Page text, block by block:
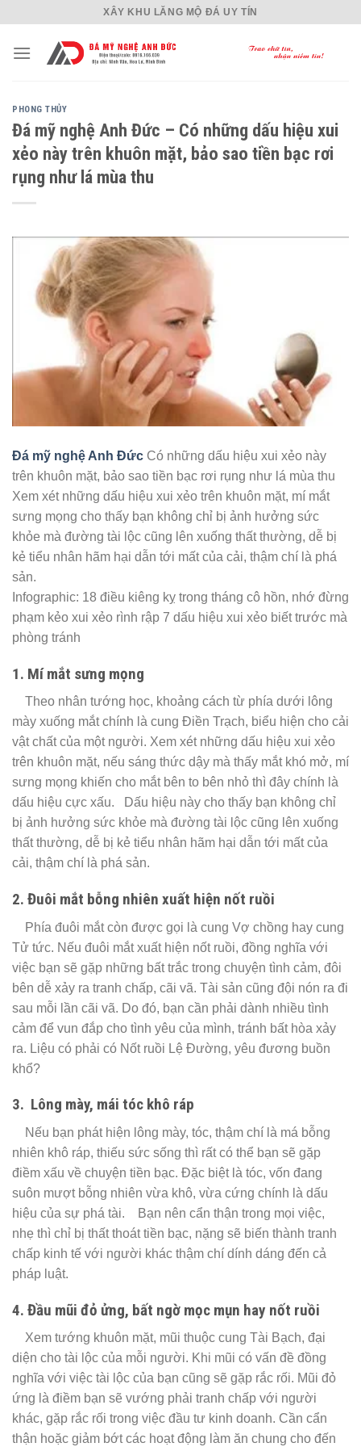
content
XÂY KHU LĂNG MỘ ĐÁ UY TÍN
PHONG THỦY
Đá mỹ nghệ Anh Đức – Có những dấu hiệu xui
xẻo này trên khuôn mặt, bảo sao tiền bạc rơi
rụng như lá mùa thu
Đá mỹ nghệ Anh Đức Có những dấu hiệu xui xẻo này
trên khuôn mặt, bảo sao tiền bạc rơi rụng như lá mùa thu
Xem xét những dấu hiệu xui xẻo trên khuôn mặt, mí mắt
sưng mọng cho thấy bạn không chỉ bị ảnh hưởng sức
khỏe mà đường tài lộc cũng lên xuống thất thường, dễ bị
kẻ tiểu nhân hãm hại dẫn tới mất của cải, thậm chí là phá
sản.
Infographic: 18 điều kiêng kỵ trong tháng cô hồn, nhớ đừng
phạm kẻo xui xẻo rình rập 7 dấu hiệu xui xẻo biết trước mà
phòng tránh
1. Mí mắt sưng mọng
Theo nhân tướng học, khoảng cách từ phía dưới lông
mày xuống mắt chính là cung Điền Trạch, biểu hiện cho cải
vật chất của một người. Xem xét những dấu hiệu xui xẻo
trên khuôn mặt, nếu sáng thức dậy mà thấy mắt khó mở, mí
sưng mọng khiến cho mắt bên to bên nhỏ thì đây chính là
dấu hiệu cực xấu. Dấu hiệu này cho thấy bạn không chỉ
bị ảnh hưởng sức khỏe mà đường tài lộc cũng lên xuống
thất thường, dễ bị kẻ tiểu nhân hãm hại dẫn tới mất của
cải, thậm chí là phá sản.
2. Đuôi mắt bỗng nhiên xuất hiện nốt ruồi
Phía đuôi mắt còn được gọi là cung Vợ chồng hay cung
Tử tức. Nếu đuôi mắt xuất hiện nốt ruồi, đồng nghĩa với
việc bạn sẽ gặp những bất trắc trong chuyện tình cảm, đôi
bên dễ xảy ra tranh chấp, cãi vã. Tài sản cũng đội nón ra đi
sau mỗi lần cãi vã. Do đó, bạn cần phải dành nhiều tình
cảm để vun đắp cho tình yêu của mình, tránh bất hòa xảy
ra. Liệu có phải có Nốt ruồi Lệ Đường, yêu đương buồn
khổ?
3. Lông mày, mái tóc khô ráp
Nếu bạn phát hiện lông mày, tóc, thậm chí là má bỗng
nhiên khô ráp, thiếu sức sống thì rất có thể bạn sẽ gặp
điềm xấu về chuyện tiền bạc. Đặc biệt là tóc, vốn đang
suôn mượt bỗng nhiên vừa khô, vừa cứng chính là dấu
hiệu của sự phá tài. Bạn nên cẩn thận trong mọi việc,
nhẹ thì chỉ bị thất thoát tiền bạc, nặng sẽ biến thành tranh
chấp kinh tế với người khác thậm chí dính dáng đến cả
pháp luật.
4. Đầu mũi đỏ ửng, bất ngờ mọc mụn hay nốt ruồi
Xem tướng khuôn mặt, mũi thuộc cung Tài Bạch, đại
diện cho tài lộc của mỗi người. Khi mũi có vấn đề đồng
nghĩa với việc tài lộc của bạn cũng sẽ gặp rắc rối. Mũi đỏ
ứng là điềm bạn sẽ vướng phải tranh chấp với người
khác, gặp rắc rối trong việc đầu tư kinh doanh. Cần cẩn
thận hoặc giảm bớt các hoạt động làm ăn chung cho đến